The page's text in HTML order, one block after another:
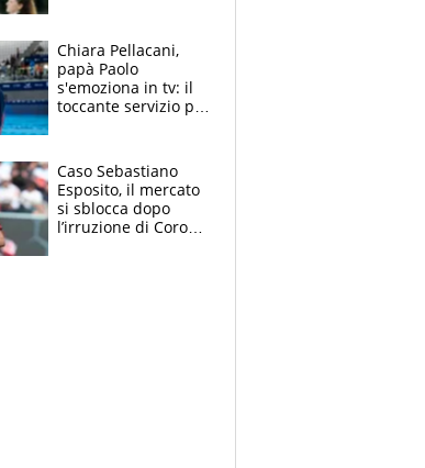
Chiara Pellacani,
papà Paolo
s'emoziona in tv: il
toccante servizio per
Caso Sebastiano
Esposito, il mercato
si sblocca dopo
l’irruzione di Corona